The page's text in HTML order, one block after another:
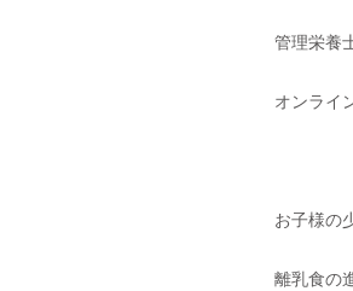
管理栄養
オンライ
お子様の
離乳食の